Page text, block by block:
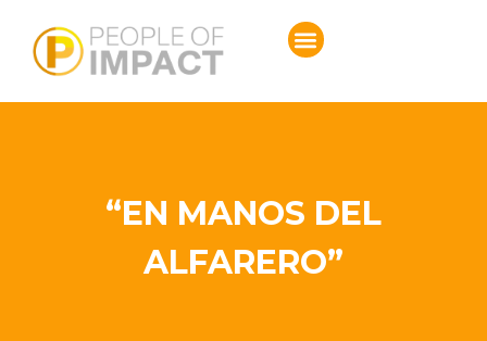
“EN MANOS DEL
ALFARERO”